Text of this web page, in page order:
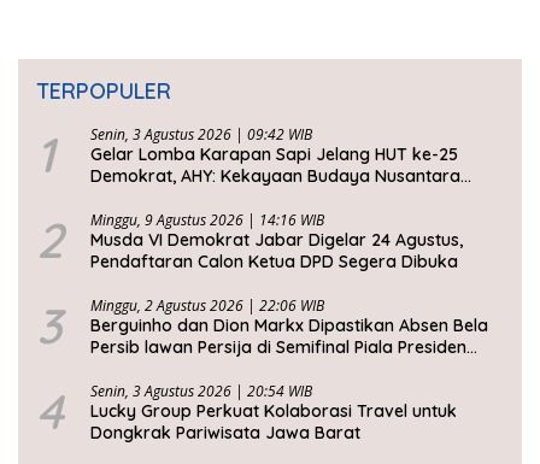
TERPOPULER
1 Senin, 3 Agustus 2026 | 09:42 WIB
Gelar Lomba Karapan Sapi Jelang HUT ke-25
Demokrat, AHY: Kekayaan Budaya Nusantara
2 Minggu, 9 Agustus 2026 | 14:16 WIB
Musda VI Demokrat Jabar Digelar 24 Agustus,
Pendaftaran Calon Ketua DPD Segera Dibuka
3 Minggu, 2 Agustus 2026 | 22:06 WIB
Berguinho dan Dion Markx Dipastikan Absen Bela
Persib lawan Persija di Semifinal Piala Presiden
4 Senin, 3 Agustus 2026 | 20:54 WIB
Lucky Group Perkuat Kolaborasi Travel untuk
Dongkrak Pariwisata Jawa Barat